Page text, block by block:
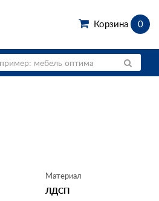
Корзина 0
Материал
ЛДСП